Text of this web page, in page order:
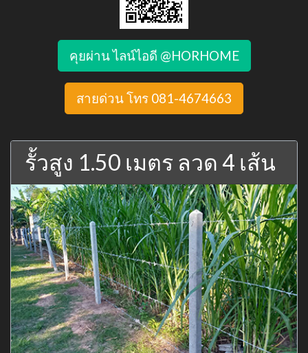
คุยผ่าน ไลน์ไอดี @HORHOME
สายด่วน โทร 081-4674663
รั้วสูง 1.50 เมตร ลวด 4 เส้น